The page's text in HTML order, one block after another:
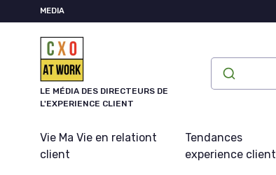
MEDIA
LE MÉDIA DES DIRECTEURS DE
L'EXPERIENCE CLIENT
Vie Ma Vie en relationt
client
Tendances
experience client
Panneau de gestion des cookies